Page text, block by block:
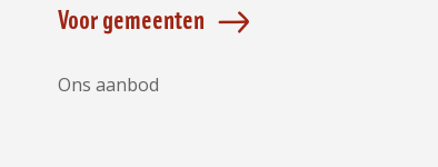
Voor gemeenten
Ons aanbod